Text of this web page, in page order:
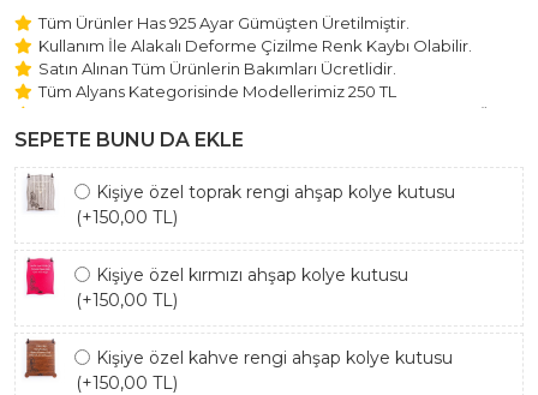
Tüm Ürünler Has 925 Ayar Gümüşten Üretilmiştir.
Kullanım İle Alakalı Deforme Çizilme Renk Kaybı Olabilir.
Satın Alınan Tüm Ürünlerin Bakımları Ücretlidir.
Tüm Alyans Kategorisinde Modellerimiz 250 TL
Beştaş Tektaş Kolye ve Bileklik Modellerimiz 150 TL Sabit Ücret
ile Hareket Edilmektedir.
SEPETE BUNU DA EKLE
Kişiye özel toprak rengi ahşap kolye kutusu
(+150,00 TL)
Kişiye özel kırmızı ahşap kolye kutusu
(+150,00 TL)
Kişiye özel kahve rengi ahşap kolye kutusu
(+150,00 TL)